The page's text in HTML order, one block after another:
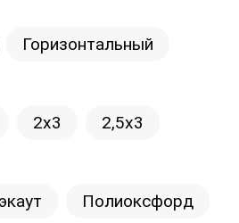
Горизонтальный
2x3 2,5x3
Полиоксфорд